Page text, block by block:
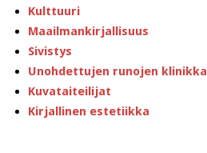
Kulttuuri
Maailmankirjallisuus
Sivistys
Unohdettujen runojen klinikka
Kuvataiteilijat
Kirjallinen estetiikka